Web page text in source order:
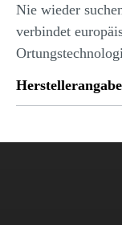
Nie wieder
verbindet